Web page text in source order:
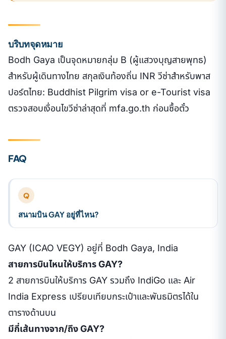
บริบทจุดหมาย
Bodh Gaya เป็นจุดหมายกลุ่ม B (ผู้แสวงบุญสายพุทธ)
สำหรับผู้เดินทางไทย สกุลเงินท้องถิ่น INR วีซ่าสำหรับพาส
ปอร์ตไทย: Buddhist Pilgrim visa or e-Tourist visa
ตรวจสอบเงื่อนไขวีซ่าล่าสุดที่ mfa.go.th ก่อนซื้อตั๋ว
FAQ
Q
สนามบิน GAY อยู่ที่ไหน?
GAY (ICAO VEGY) อยู่ที่ Bodh Gaya, India
สายการบินไหนให้บริการ GAY?
2 สายการบินให้บริการ GAY รวมถึง IndiGo และ Air
India Express เปรียบเทียบกระเป๋าและพันธมิตรได้ใน
ตารางด้านบน
มีกี่เส้นทางจาก/ถึง GAY?